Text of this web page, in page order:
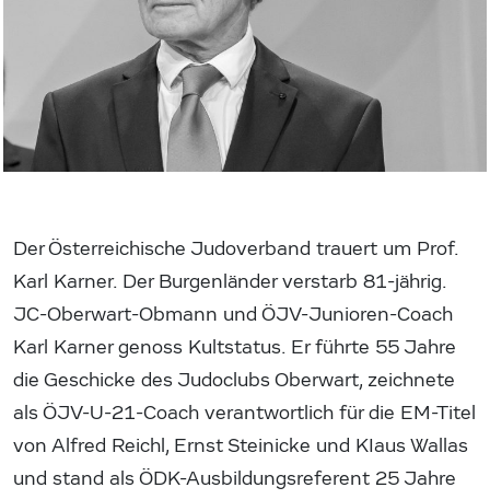
Der Österreichische Judoverband trauert um Prof.
Karl Karner. Der Burgenländer verstarb 81-jährig.
JC-Oberwart-Obmann und ÖJV-Junioren-Coach
Karl Karner genoss Kultstatus. Er führte 55 Jahre
die Geschicke des Judoclubs Oberwart, zeichnete
als ÖJV-U-21-Coach verantwortlich für die EM-Titel
von Alfred Reichl, Ernst Steinicke und KIaus Wallas
und stand als ÖDK-Ausbildungsreferent 25 Jahre